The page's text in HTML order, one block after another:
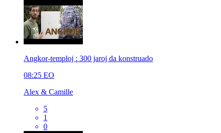
Angkor-temploj : 300 jaroj da konstruado
08:25 EO
Alex & Camille
5
1
0